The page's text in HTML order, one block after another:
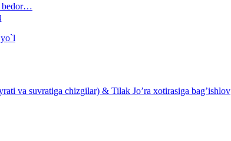
bedor…
va suvratiga chizgilar) & Tilak Jo’ra xotirasiga bag’ishlov